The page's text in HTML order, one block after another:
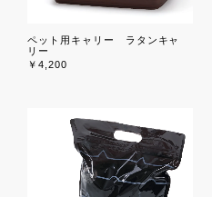
ペット用キャリー ラタンキャ
リー
￥4,200